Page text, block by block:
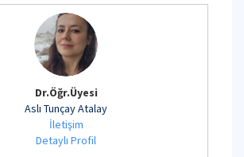
Dr.Öğr.Üyesi
Aslı Tunçay Atalay
İletişim
Detaylı Profil